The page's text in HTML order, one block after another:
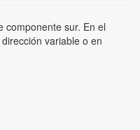
componente sur. En el
variable o en